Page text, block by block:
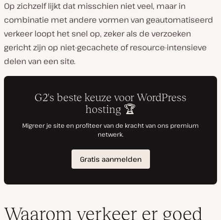
Op zichzelf lijkt dat misschien niet veel, maar in
combinatie met andere vormen van geautomatiseerd
verkeer loopt het snel op, zeker als de verzoeken
gericht zijn op niet-gecachete of resource-intensieve
delen van een site.
Waarom verkeer er goed